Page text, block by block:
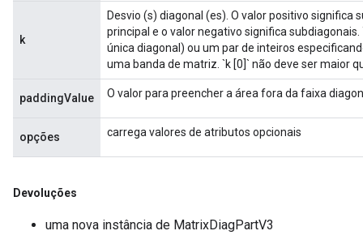
k
Desvio (s) diagonal (es). O valor positivo significa
principal e o valor negativo significa
única diagonal) ou um par de inteiros
uma banda de matriz. `k [0]` não deve ser maior
paddingValue O valor para preencher a área fora da faixa
opções carrega valores de atributos opcionais
Devoluções
uma nova instância de MatrixDiagPartV3